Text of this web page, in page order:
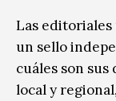
Las editoriales
un sello
cuáles son
local y